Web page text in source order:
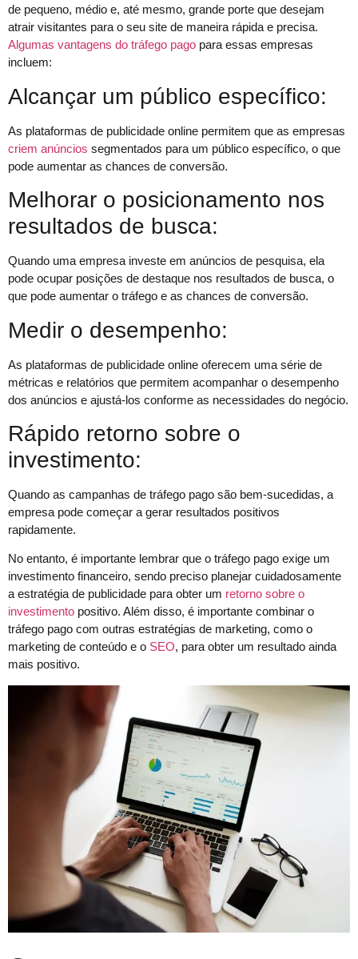
de pequeno, médio e, até mesmo, grande porte que desejam
atrair visitantes para o seu site de maneira rápida e precisa.
Algumas vantagens do tráfego pago para essas empresas
incluem:
Alcançar um público específico:
As plataformas de publicidade online permitem que as empresas
criem anúncios segmentados para um público específico, o que
pode aumentar as chances de conversão.
Melhorar o posicionamento nos
resultados de busca:
Quando uma empresa investe em anúncios de pesquisa, ela
pode ocupar posições de destaque nos resultados de busca, o
que pode aumentar o tráfego e as chances de conversão.
Medir o desempenho:
As plataformas de publicidade online oferecem uma série de
métricas e relatórios que permitem acompanhar o desempenho
dos anúncios e ajustá-los conforme as necessidades do negócio.
Rápido retorno sobre o
investimento:
Quando as campanhas de tráfego pago são bem-sucedidas, a
empresa pode começar a gerar resultados positivos
rapidamente.
No entanto, é importante lembrar que o tráfego pago exige um
investimento financeiro, sendo preciso planejar cuidadosamente
a estratégia de publicidade para obter um retorno sobre o
investimento positivo. Além disso, é importante combinar o
tráfego pago com outras estratégias de marketing, como o
marketing de conteúdo e o SEO, para obter um resultado ainda
mais positivo.